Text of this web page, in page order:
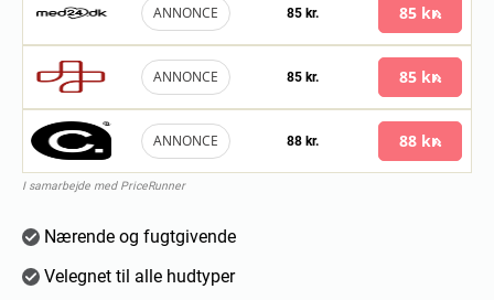
ANNONCE 85 kr. 85 kr.
ANNONCE 85 kr. 85 kr.
ANNONCE 88 kr. 88 kr.
I samarbejde med PriceRunner
Nærende og fugtgivende
Velegnet til alle hudtyper